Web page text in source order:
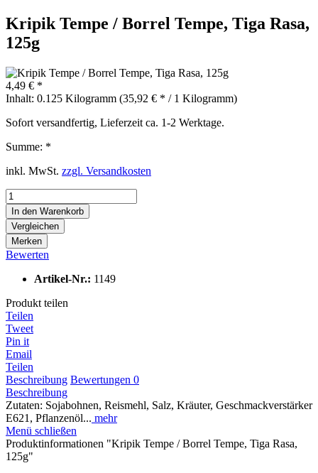
Kripik Tempe / Borrel Tempe, Tiga Rasa,
125g
4,49 € *
Inhalt: 0.125 Kilogramm (35,92 € * / 1 Kilogramm)
Sofort versandfertig, Lieferzeit ca. 1-2 Werktage.
Summe: *
inkl. MwSt. zzgl. Versandkosten
In den Warenkorb
Vergleichen
Merken
Bewerten
Artikel-Nr.: 1149
Produkt teilen
Teilen
Tweet
Pin it
Email
Teilen
Beschreibung Bewertungen 0
Beschreibung
Zutaten: Sojabohnen, Reismehl, Salz, Kräuter, Geschmackverstärker
E621, Pflanzenöl... mehr
Menü schließen
Produktinformationen "Kripik Tempe / Borrel Tempe, Tiga Rasa,
125g"